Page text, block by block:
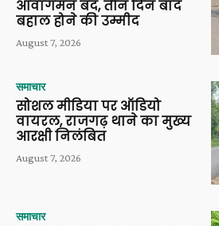
आवागमन बंद, तीन दिन बाद
बहाल होने की उम्मीद
August 7, 2026
समाचार
सोशल मीडिया पर ऑडियो
वायरल, राजगढ़ थाने का मुख्य
आरक्षी निलंबित
August 7, 2026
समाचार